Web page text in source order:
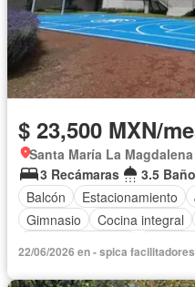
$ 23,500 MXN/
3 Recámaras
3.5
Balcón
Estacionamiento
Gimnasio
Cocina integral
22/06/2026 en - spica